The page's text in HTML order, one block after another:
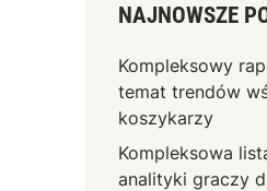
NAJNOWSZE
Kompleksowy
temat trendów
koszykarzy
Kompleksowa
analityki graczy